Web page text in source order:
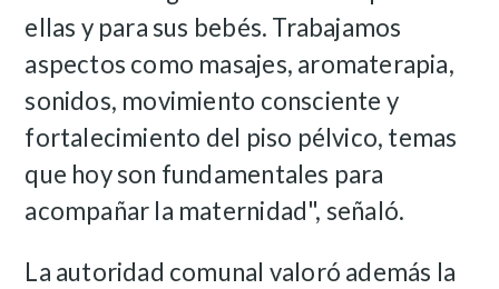
ellas y para sus bebés. Trabajamos
aspectos como masajes, aromaterapia,
sonidos, movimiento consciente y
fortalecimiento del piso pélvico, temas
que hoy son fundamentales para
acompañar la maternidad", señaló.
La autoridad comunal valoró además la